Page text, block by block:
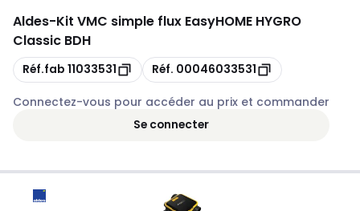
Aldes-Kit VMC simple flux EasyHOME HYGRO
Classic BDH
Copie
Réf.fab 11033531 Copie
Réf. 00046033531
Connectez-vous pour accéder au prix et commander
Se connecter